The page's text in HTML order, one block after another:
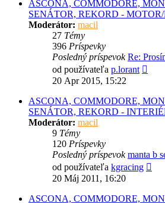
ASCONA, COMMODORE,
SENÁTOR, REKORD -
Moderátor: macil
27 Témy
396 Príspevky
Posledný príspevok Re:
od používateľa p.lorant
20 Apr 2015, 15:22
ASCONA, COMMODORE,
SENÁTOR, REKORD -
Moderátor: macil
9 Témy
120 Príspevky
Posledný príspevok manta b
od používateľa kgracing
20 Máj 2011, 16:20
ASCONA, COMMODORE,